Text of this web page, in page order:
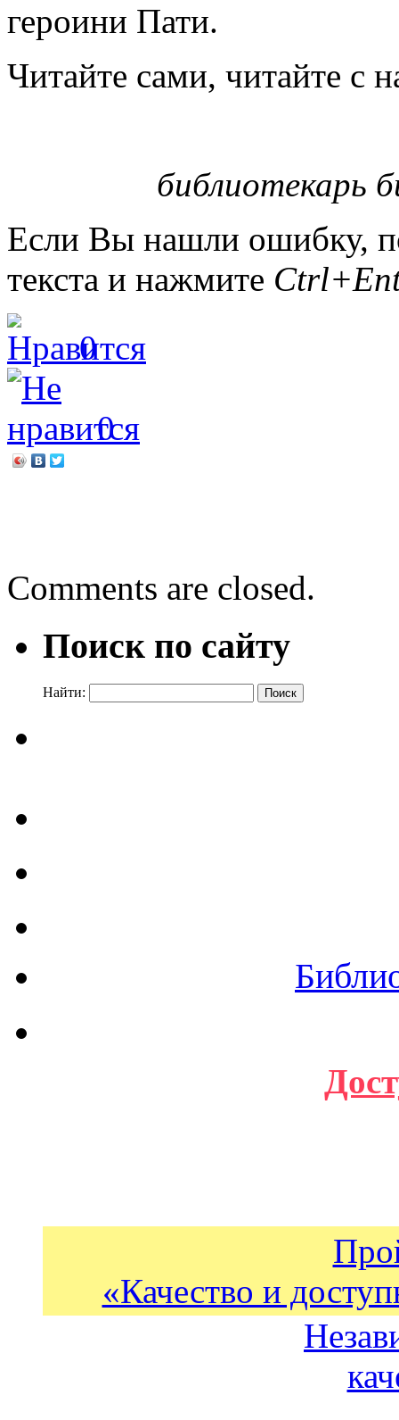
героини Пати.
Читайте сами, читайте с
библиотекарь
Если Вы нашли ошибку,
текста и нажмите
0
0
Comments are closed.
Поиск по сайту
Найти:
«Качество и